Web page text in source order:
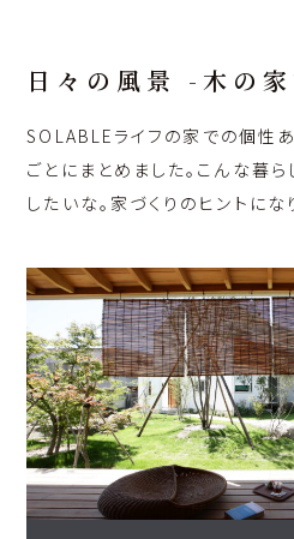
日々の風景 -木の
SOLABLEライフの家での個性
ごとにまとめました。こんな暮ら
したいな。家づくりのヒントにな